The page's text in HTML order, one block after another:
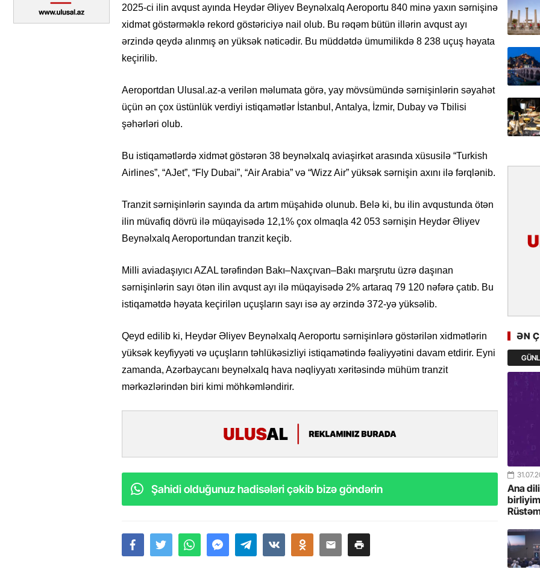
2025-ci ilin avqust ayında Heydər Əliyev Beynəlxalq Aeroportu 840 minə yaxın sərnişinə
xidmət göstərməklə rekord göstəriciyə nail olub. Bu rəqəm bütün illərin avqust ayı
ərzində qeydə alınmış ən yüksək nəticədir. Bu müddətdə ümumilikdə 8 238 uçuş həyata
keçirilib.
Aeroportdan Ulusal.az-a verilən məlumata görə, yay mövsümündə sərnişinlərin səyahət
üçün ən çox üstünlük verdiyi istiqamətlər İstanbul, Antalya, İzmir, Dubay və Tbilisi
şəhərləri olub.
Bu istiqamətlərdə xidmət göstərən 38 beynəlxalq aviaşirkət arasında xüsusilə “Turkish
Airlines”, “AJet”, “Fly Dubai”, “Air Arabia” və “Wizz Air” yüksək sərnişin axını ilə fərqlənib.
Tranzit sərnişinlərin sayında da artım müşahidə olunub. Belə ki, bu ilin avqustunda ötən
ilin müvafiq dövrü ilə müqayisədə 12,1% çox olmaqla 42 053 sərnişin Heydər Əliyev
Beynəlxalq Aeroportundan tranzit keçib.
Milli aviadaşıyıcı AZAL tərəfindən Bakı–Naxçıvan–Bakı marşrutu üzrə daşınan
sərnişinlərin sayı ötən ilin avqust ayı ilə müqayisədə 2% artaraq 79 120 nəfərə çatıb. Bu
istiqamətdə həyata keçirilən uçuşların sayı isə ay ərzində 372-yə yüksəlib.
Qeyd edilib ki, Heydər Əliyev Beynəlxalq Aeroportu sərnişinlərə göstərilən xidmətlərin
yüksək keyfiyyəti və uçuşların təhlükəsizliyi istiqamətində fəaliyyətini davam etdirir. Eyni
zamanda, Azərbaycanı beynəlxalq hava nəqliyyatı xəritəsində mühüm tranzit
mərkəzlərindən biri kimi möhkəmləndirir.
Şahidi olduğunuz hadisələri çəkib bizə göndərin
Tarixin
İlin ilk
çox
Yeni
Awards
-
YAP
Günü
ƏN
Ana